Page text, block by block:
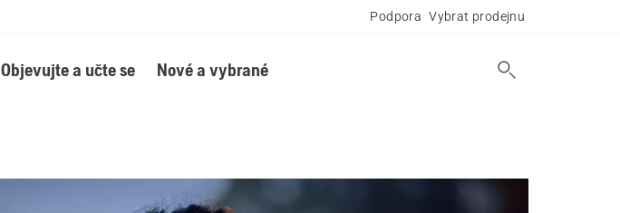
Podpora Vybrat prodejnu
Objevujte a učte se Nové a vybrané